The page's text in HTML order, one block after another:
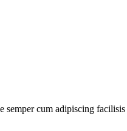
semper cum adipiscing